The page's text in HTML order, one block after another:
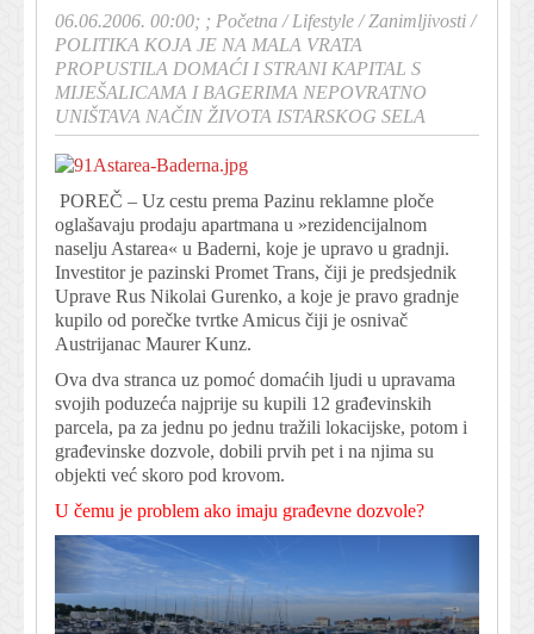
06.06.2006. 00:00; ; Početna /Lifestyle /Zanimljivosti /
POLITIKA KOJA JE NA MALA VRATA
PROPUSTILA DOMAĆI I STRANI KAPITAL S
MIJEŠALICAMA I BAGERIMA NEPOVRATNO
UNIŠTAVA NAČIN ŽIVOTA ISTARSKOG SELA
POREČ – Uz cestu prema Pazinu reklamne ploče
oglašavaju prodaju apartmana u »rezidencijalnom
naselju Astarea« u Baderni, koje je upravo u gradnji.
Investitor je pazinski Promet Trans, čiji je predsjednik
Uprave Rus Nikolai Gurenko, a koje je pravo gradnje
kupilo od porečke tvrtke Amicus čiji je osnivač
Austrijanac Maurer Kunz.
Ova dva stranca uz pomoć domaćih ljudi u upravama
svojih poduzeća najprije su kupili 12 građevinskih
parcela, pa za jednu po jednu tražili lokacijske, potom i
građevinske dozvole, dobili prvih pet i na njima su
objekti već skoro pod krovom.
U čemu je problem ako imaju građevne dozvole?